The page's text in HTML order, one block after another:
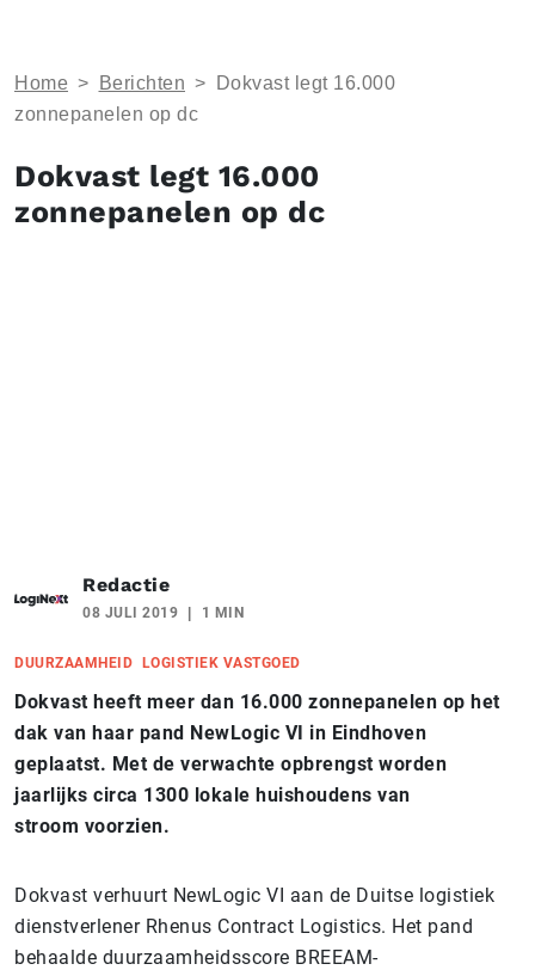
Home > Berichten >
Dokvast legt 16.000
zonnepanelen op dc
Dokvast legt 16.000
zonnepanelen op dc
Redactie
08 JULI 2019 1 MIN
DUURZAAMHEID LOGISTIEK VASTGOED
Dokvast heeft meer dan 16.000 zonnepanelen op het
dak van haar pand NewLogic VI in Eindhoven
geplaatst. Met de verwachte opbrengst worden
jaarlijks circa 1300 lokale huishoudens van
stroom voorzien.
Dokvast verhuurt NewLogic VI aan de Duitse logistiek
dienstverlener Rhenus Contract Logistics. Het pand
behaalde duurzaamheidsscore BREEAM-